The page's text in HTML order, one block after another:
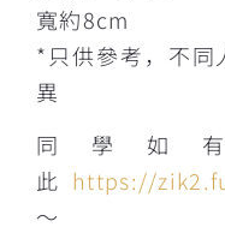
寬約8cm
*只供參考，不同
異
同學如
此 https://
～